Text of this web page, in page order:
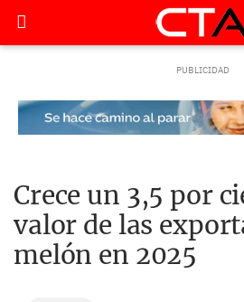
Crece un 3,5 por
valor de las
melón en 2025